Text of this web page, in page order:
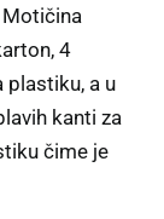
Motičina
4
plastiku, a u
kanti za
čime je